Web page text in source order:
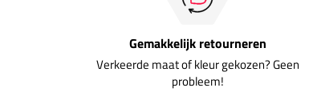
Gemakkelijk retourneren
Verkeerde maat of kleur gekozen? Geen
probleem!